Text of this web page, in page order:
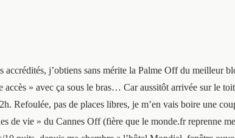
accrédités, j’obtiens sans mérite la Palme Off du meilleur
accès » avec ça sous le bras… Car aussitôt arrivée sur le
Refoulée, pas de places libres, je m’en vais boire une
de vie » du Cannes Off (fière que le monde.fr reprenne